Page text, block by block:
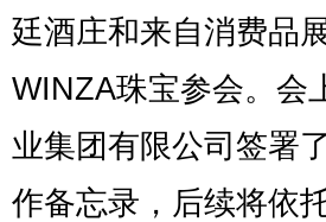
廷酒庄和来自消费品
WINZA珠宝参会。会
业集团有限公司签署
作备忘录，后续将依